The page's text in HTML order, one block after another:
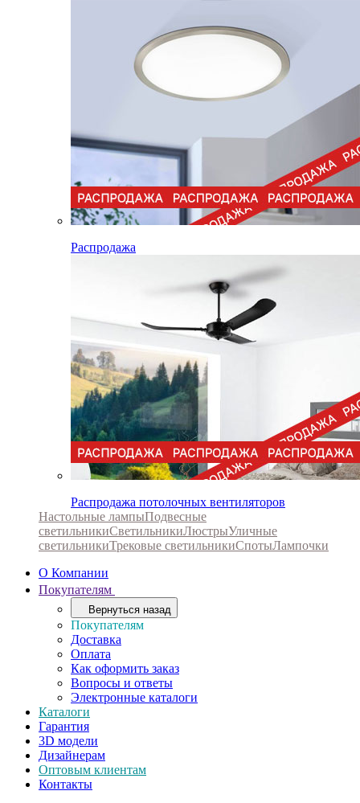
Распродажа
Распродажа потолочных вентиляторов
Настольные лампыПодвесные
светильникиСветильникиЛюстрыУличные
светильникиТрековые светильникиСпотыЛампочки
О Компании
Покупателям
Вернуться назад
Покупателям
Доставка
Оплата
Как оформить заказ
Вопросы и ответы
Электронные каталоги
Каталоги
Гарантия
3D модели
Дизайнерам
Оптовым клиентам
Контакты